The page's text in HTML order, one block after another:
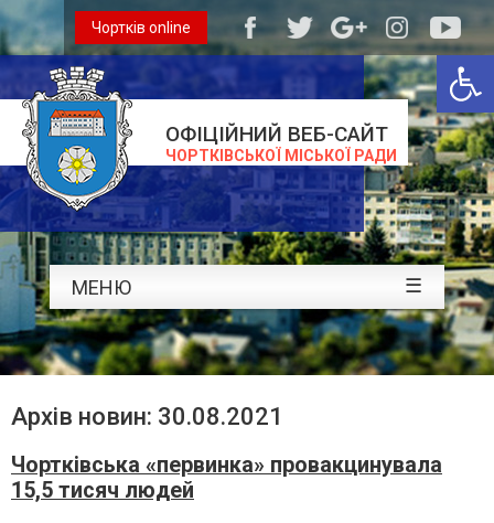
ОФІЦІЙНИЙ ВЕБ-САЙТ
ЧОРТКІВСЬКОЇ МІСЬКОЇ РАДИ
Чортків online
МЕНЮ ☰
Архів новин: 30.08.2021
Чортківська «первинка» провакцинувала
15,5 тисяч людей